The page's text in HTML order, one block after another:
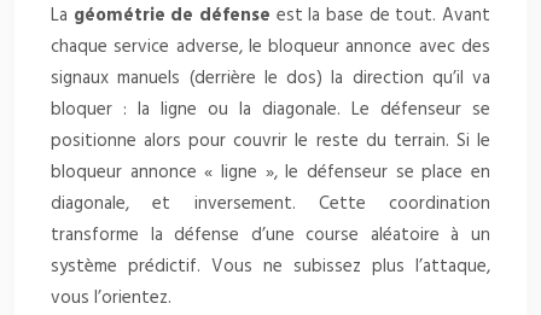
La géométrie de défense est la base de tout. Avant
chaque service adverse, le bloqueur annonce avec des
signaux manuels (derrière le dos) la direction qu’il va
bloquer : la ligne ou la diagonale. Le défenseur se
positionne alors pour couvrir le reste du terrain. Si le
bloqueur annonce « ligne », le défenseur se place en
diagonale, et inversement. Cette coordination
transforme la défense d’une course aléatoire à un
système prédictif. Vous ne subissez plus l’attaque,
vous l’orientez.